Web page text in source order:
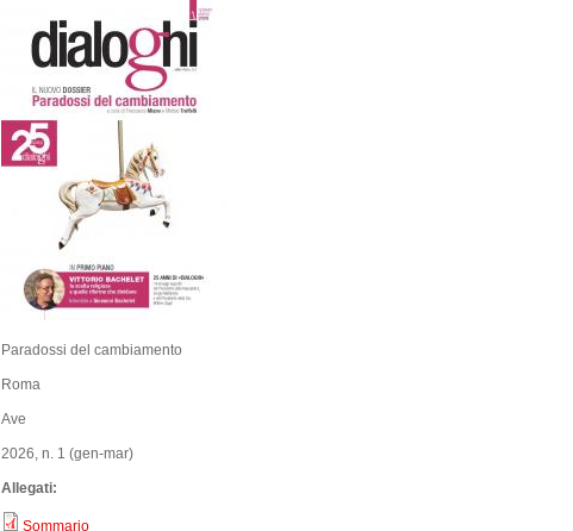
Paradossi del cambiamento
Roma
Ave
2026, n. 1 (gen-mar)
Allegati:
Sommario